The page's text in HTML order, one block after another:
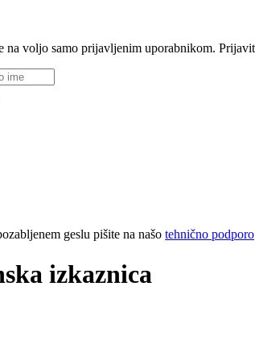
na voljo samo prijavljenim uporabnikom.
geslu pišite na našo tehnično podporo
izkaznica